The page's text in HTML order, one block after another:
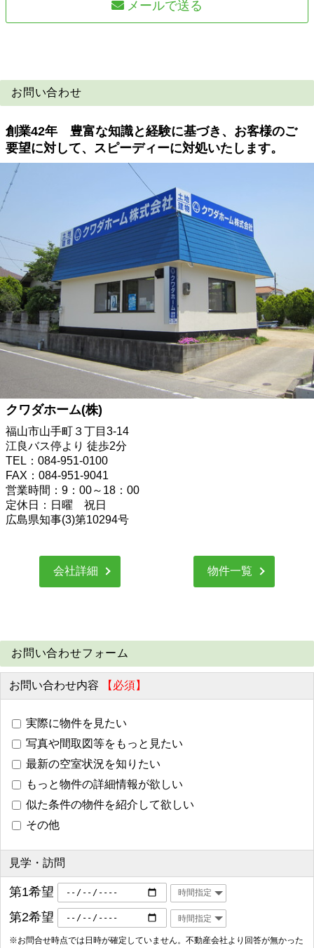
メールで送る
お問い合わせ
創業42年 豊富な知識と経験に基づき、お客様のご
要望に対して、スピーディーに対処いたします。
クワダホーム(株)
福山市山手町３丁目3-14
江良バス停より 徒歩2分
TEL：084-951-0100
FAX：084-951-9041
営業時間：9：00～18：00
定休日：日曜 祝日
広島県知事(3)第10294号
会社詳細 物件一覧
お問い合わせフォーム
お問い合わせ内容 【必須】
実際に物件を見たい
写真や間取図等をもっと見たい
最新の空室状況を知りたい
もっと物件の詳細情報が欲しい
似た条件の物件を紹介して欲しい
その他
見学・訪問
第1希望
第2希望
※お問合せ時点では日時が確定していません。不動産会社より回答が無かった